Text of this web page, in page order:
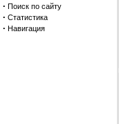
· Поиск по сайту
· Статистика
· Навигация